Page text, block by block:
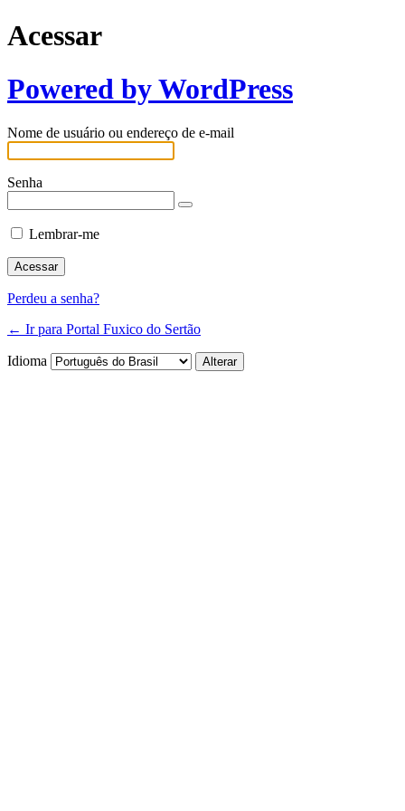
Acessar
Powered by WordPress
Nome de usuário ou endereço de e-mail
Senha
Lembrar-me
Perdeu a senha?
← Ir para Portal Fuxico do Sertão
Idioma